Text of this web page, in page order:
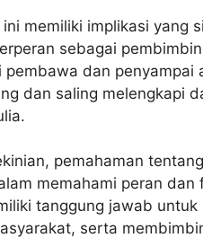
memiliki implikasi yang
sebagai
dan penyampai
dan saling melengkapi
pemahaman
memahami peran
tanggung jawab
serta